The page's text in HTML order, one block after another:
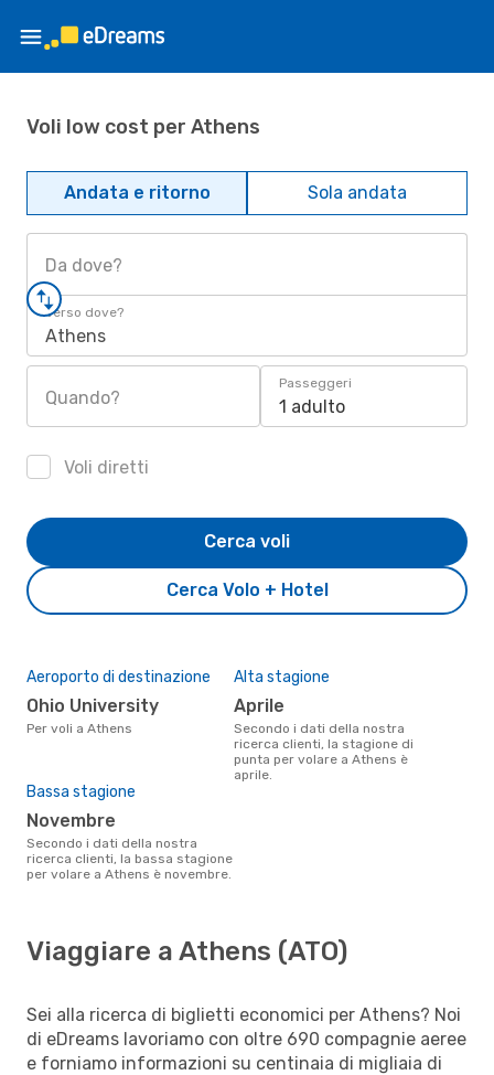
Voli low cost per Athens
Andata e ritorno Sola andata
Da dove?
Verso dove?
Athens
Quando?
Passeggeri
1 adulto
Voli diretti
Cerca Volo + Hotel
Cerca voli
Aeroporto di destinazione
Ohio University
Per voli a Athens
Alta stagione
aprile
Secondo i dati della nostra
ricerca clienti, la stagione di
punta per volare a Athens è
aprile.
Bassa stagione
novembre
Secondo i dati della nostra
ricerca clienti, la bassa stagione
per volare a Athens è novembre.
Viaggiare a Athens (ATO)
Sei alla ricerca di biglietti economici per Athens? Noi
di eDreams lavoriamo con oltre 690 compagnie aeree
e forniamo informazioni su centinaia di migliaia di